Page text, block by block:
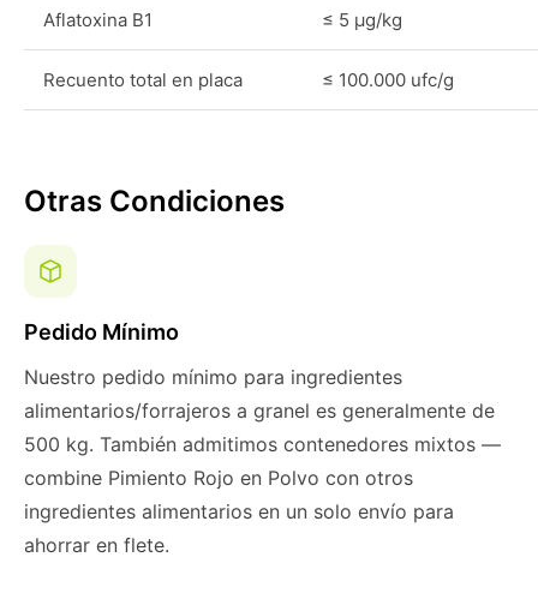
Aflatoxina B1 ≤ 5 μg/kg
Recuento total en placa ≤ 100.000 ufc/g
Otras Condiciones
Pedido Mínimo
Nuestro pedido mínimo para ingredientes
alimentarios/forrajeros a granel es generalmente de
500 kg. También admitimos contenedores mixtos —
combine Pimiento Rojo en Polvo con otros
ingredientes alimentarios en un solo envío para
ahorrar en flete.